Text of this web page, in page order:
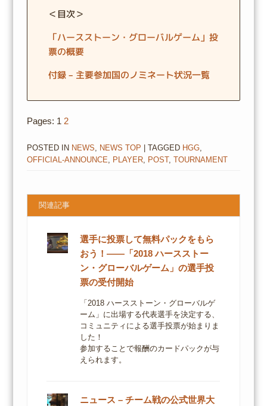
＜目次＞
「ハースストーン・グローバルゲーム」投
票の概要
付録 – 主要参加国のノミネート状況一覧
Pages: 1 2
POSTED IN NEWS NEWS TOP | TAGGED HGG,
OFFICIAL-ANNOUNCE
PLAYER, POST, TOURNAMENT
関連記事
選手に投票して無料パックをもら
おう！――「2018 ハースストー
ン・グローバルゲーム」の選手投
票の受付開始
「2018 ハースストーン・グローバルゲ
ーム」に出場する代表選手を決定する、
コミュニティによる選手投票が始まりま
した！
参加することで報酬のカードパックが与
えられます。
ニュース – チーム戦の公式世界大